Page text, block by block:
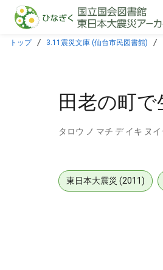
本文に飛ぶ
トップ 3.11震災文庫 (仙台市民図書館)
田老の町
タロウ ノ マチ デ イキ ヌイ
東日本大震災 (2011)